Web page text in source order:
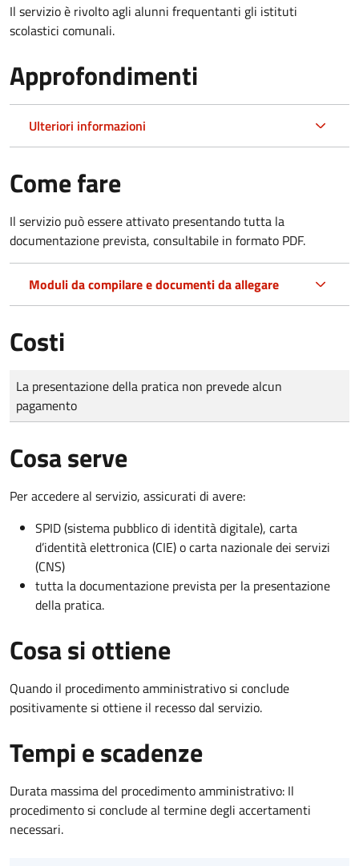
Il servizio è rivolto agli alunni frequentanti gli istituti
scolastici comunali.
Approfondimenti
Ulteriori informazioni
Come fare
Il servizio può essere attivato presentando tutta la
documentazione prevista, consultabile in formato PDF.
Moduli da compilare e documenti da allegare
Costi
Tipo di pagamento
Importo
La presentazione della pratica non prevede alcun
pagamento
Cosa serve
Per accedere al servizio, assicurati di avere:
SPID (sistema pubblico di identità digitale), carta
d’identità elettronica (CIE) o carta nazionale dei servizi
(CNS)
tutta la documentazione prevista per la presentazione
della pratica.
Cosa si ottiene
Quando il procedimento amministrativo si conclude
positivamente si ottiene il recesso dal servizio.
Tempi e scadenze
Durata massima del procedimento amministrativo: Il
procedimento si conclude al termine degli accertamenti
necessari.